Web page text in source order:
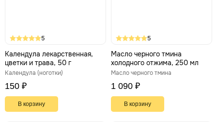
5
Календула лекарственная,
цветки и трава, 50 г
Календула (ноготки)
150 ₽
В корзину
5
Масло черного тмина
холодного отжима, 250 мл
Масло черного тмина
1 090 ₽
В корзину